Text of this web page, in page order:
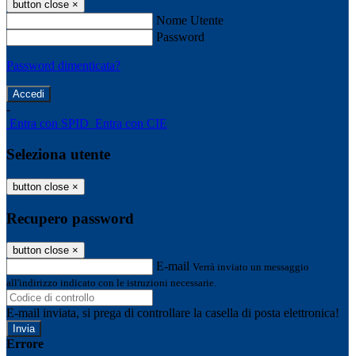
button close ×
Nome Utente
Password
Password dimenticata?
-
Entra con SPID Entra con CIE
Seleziona utente
button close ×
Recupero password
button close ×
E-mail Verrà inviato un messaggio
all'indirizzo indicato con le istruzioni necessarie.
E-mail inviata, si prega di controllare la casella di posta elettronica!
Errore